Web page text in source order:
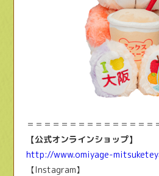
＝＝＝＝＝＝＝＝＝＝＝＝＝＝＝
【公式オンラインショップ】
http://www.omiyage-
【Instagram】